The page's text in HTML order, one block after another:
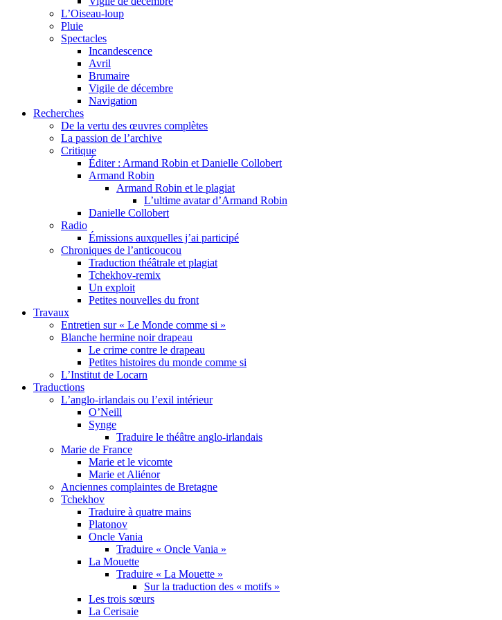
L’Oiseau-loup
Pluie
Spectacles
Incandescence
Avril
Brumaire
Vigile de décembre
Navigation
Recherches
De la vertu des œuvres complètes
La passion de l’archive
Critique
Éditer : Armand Robin et Danielle Collobert
Armand Robin
Armand Robin et le plagiat
L’ultime avatar d’Armand Robin
Danielle Collobert
Radio
Émissions auxquelles j’ai participé
Chroniques de l’anticoucou
Traduction théâtrale et plagiat
Tchekhov-remix
Un exploit
Petites nouvelles du front
Travaux
Entretien sur « Le Monde comme si »
Blanche hermine noir drapeau
Le crime contre le drapeau
Petites histoires du monde comme si
L’Institut de Locarn
Traductions
L’anglo-irlandais ou l’exil intérieur
O’Neill
Synge
Traduire le théâtre anglo-irlandais
Marie de France
Marie et le vicomte
Marie et Aliénor
Anciennes complaintes de Bretagne
Tchekhov
Traduire à quatre mains
Platonov
Oncle Vania
Traduire « Oncle Vania »
La Mouette
Traduire « La Mouette »
Sur la traduction des « motifs »
Les trois sœurs
La Cerisaie